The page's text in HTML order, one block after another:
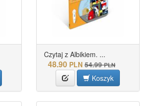
Czytaj z Albikiem. ...
48.90 PLN 54.99 PLN
Koszyk